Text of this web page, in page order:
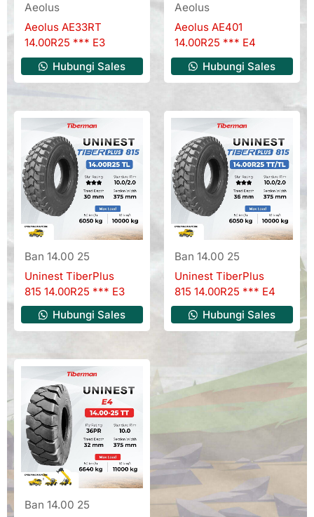
Aeolus
Aeolus AE33RT
14.00R25 *** E3
Hubungi Sales
Aeolus
Aeolus AE401
14.00R25 *** E4
Hubungi Sales
Ban 14.00 25
Uninest TiberPlus
815 14.00R25 *** E3
Hubungi Sales
Ban 14.00 25
Uninest TiberPlus
815 14.00R25 *** E4
Hubungi Sales
Ban 14.00 25